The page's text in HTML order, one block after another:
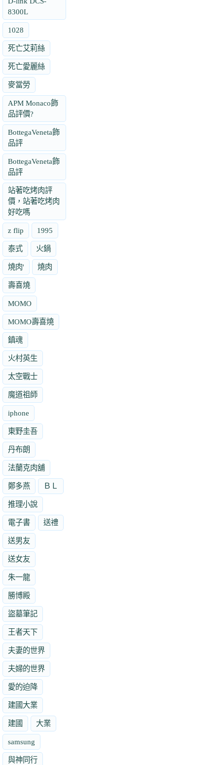
8300L
1028
死亡艾莉絲
死亡愛麗絲
麥當勞
APM Monaco飾
品評價?
BottegaVeneta飾
品評
BottegaVeneta飾
品評
站著吃烤肉評
價，站著吃烤肉
好吃嗎
z flip 1995
泰式 火鍋
燒肉' 燒肉
壽喜燒
MOMO
MOMO壽喜燒
鎮魂
火村英生
太空戰士
魔道祖師
iphone
東野圭吾
丹布朗
法蘭克肉舖
鄭多燕 ＢＬ
推理小說
電子書 送禮
送男友
送女友
朱一龍
勝博殿
盜墓筆記
王者天下
夫妻的世界
夫婦的世界
愛的迫降
建國大業
建國 大業
samsung
與神同行